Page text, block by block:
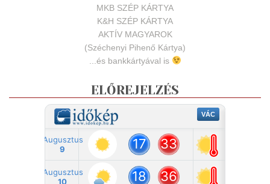
MKB SZÉP KÁRTYA
K&H SZÉP KÁRTYA
AKTÍV MAGYAROK
(Széchenyi Pihenő Kártya)
...és bankkártyával is
ELŐREJELZÉS